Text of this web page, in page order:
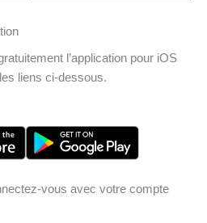
l’application pour iOS
liens ci-dessous.
vous avec votre compte